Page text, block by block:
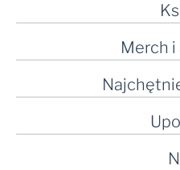
Merch